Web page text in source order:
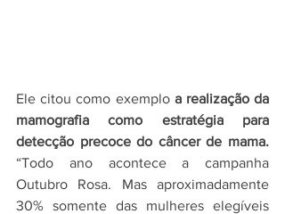
Ele citou como exemplo a realização da
mamografia como estratégia para
“Todo ano acontece a campanha
Outubro Rosa. Mas aproximadamente
30% somente das mulheres elegíveis